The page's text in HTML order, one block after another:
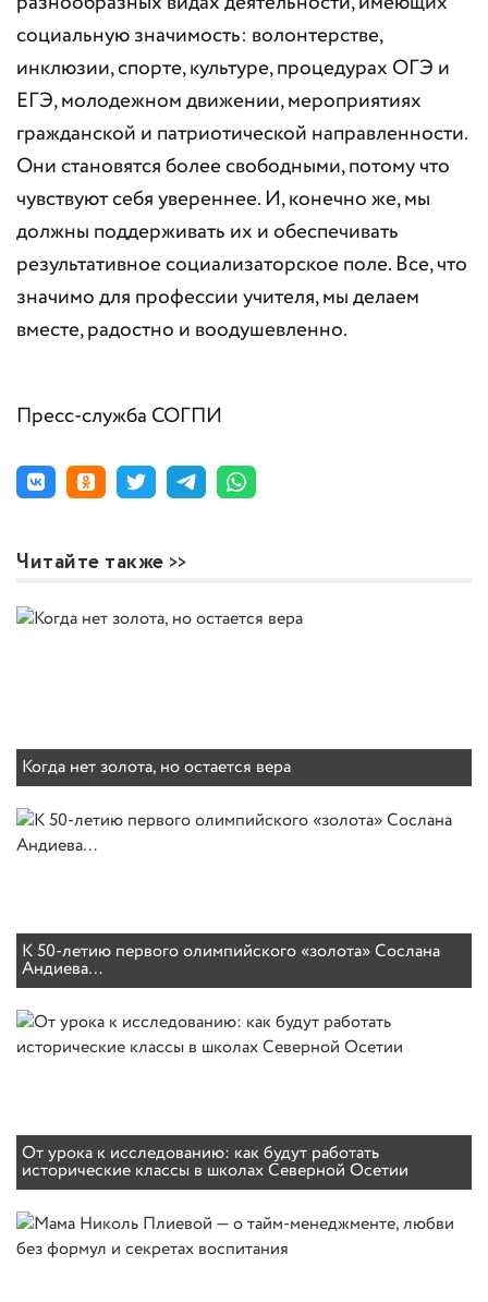
социальную значимость: волонтерстве,
инклюзии, спорте, культуре, процедурах ОГЭ и
ЕГЭ, молодежном движении, мероприятиях
гражданской и патриотической направленности.
Они становятся более свободными, потому что
чувствуют себя увереннее. И, конечно же, мы
должны поддерживать их и обеспечивать
результативное социализаторское поле. Все, что
значимо для профессии учителя, мы делаем
вместе, радостно и воодушевленно.
Пресс-служба СОГПИ
Читайте также
Когда нет золота, но остается вера
К 50-летию первого олимпийского «золота» Сослана
Андиева…
От урока к исследованию: как будут работать
исторические классы в школах Северной Осетии